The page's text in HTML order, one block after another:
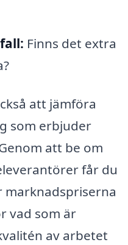
Finns det extra
att jämföra
som erbjuder
att be om
får du
vad som är
av arbetet